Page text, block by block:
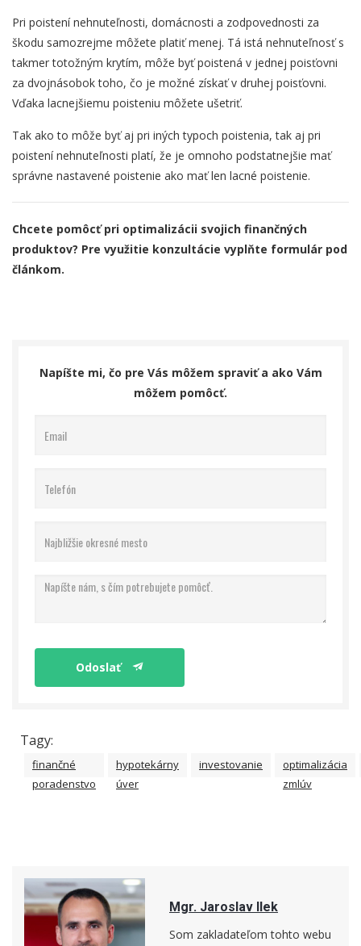
Pri poistení nehnuteľnosti, domácnosti a zodpovednosti za
škodu samozrejme môžete platiť menej. Tá istá nehnuteľnosť s
takmer totožným krytím, môže byť poistená v jednej poisťovni
za dvojnásobok toho, čo je možné získať v druhej poisťovni.
Vďaka lacnejšiemu poisteniu môžete ušetriť.
Tak ako to môže byť aj pri iných typoch poistenia, tak aj pri
poistení nehnuteľnosti platí, že je omnoho podstatnejšie mať
správne nastavené poistenie ako mať len lacné poistenie.
Chcete pomôcť pri optimalizácii svojich finančných
produktov? Pre využitie konzultácie vyplňte formulár pod
článkom.
Napíšte mi, čo pre Vás môžem spraviť a ako Vám
môžem pomôcť.
Odoslať
Tagy:
finančné
poradenstvo
hypotekárny
úver
investovanie
optimalizácia
zmlúv
Mgr. Jaroslav Ilek
Som zakladateľom tohto webu